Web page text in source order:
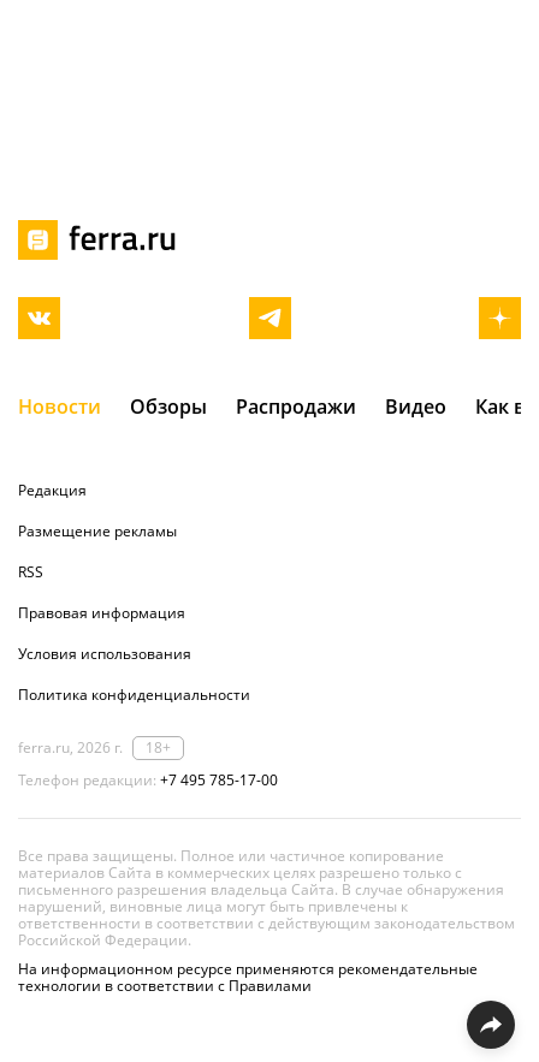
Новости Обзоры Распродажи Видео Как
Редакция
Размещение рекламы
RSS
Правовая информация
Условия использования
Политика конфиденциальности
ferra.ru, 2026 г.
18+
Телефон редакции: +7 495 785-17-00
Все права защищены. Полное или частичное копирование
материалов Сайта в коммерческих целях разрешено только с
письменного разрешения владельца Сайта. В случае обнаружения
нарушений, виновные лица могут быть привлечены к
ответственности в соответствии с действующим законодательством
Российской Федерации.
На информационном ресурсе применяются рекомендательные
технологии в соответствии с Правилами